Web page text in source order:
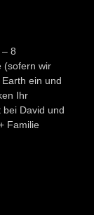
8
(sofern wir
ein und
Ihr
David und
Familie